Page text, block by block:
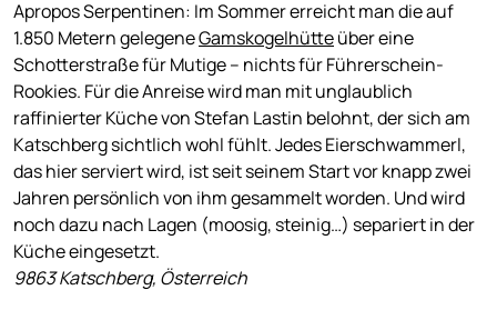
Apropos Serpentinen: Im Sommer erreicht man die auf
1.850 Metern gelegeneGamskogelhütteüber eine
Schotterstraße für Mutige – nichts für Führerschein-
Rookies. Für die Anreise wird man mit unglaublich
raffinierter Küche von Stefan Lastin belohnt, der sich am
Katschberg sichtlich wohl fühlt. Jedes Eierschwammerl,
das hier serviert wird, ist seit seinem Start vor knapp zwei
Jahren persönlich von ihm gesammelt worden. Und wird
noch dazu nach Lagen (moosig, steinig…) separiert in der
Küche eingesetzt.
9863 Katschberg, Österreich